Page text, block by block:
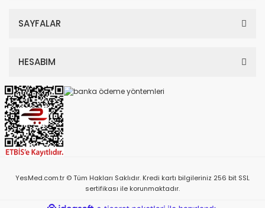
SAYFALAR
HESABIM
YesMed.com.tr © Tüm Hakları Saklıdır. Kredi kartı bilgileriniz 256 bit SSL
sertifikası ile korunmaktadır.